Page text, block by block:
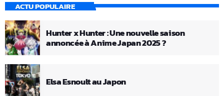
ACTU POPULAIRE
Hunter x Hunter : Une nouvelle saison
annoncée à Anime Japan 2025 ?
Elsa Esnoult au Japon